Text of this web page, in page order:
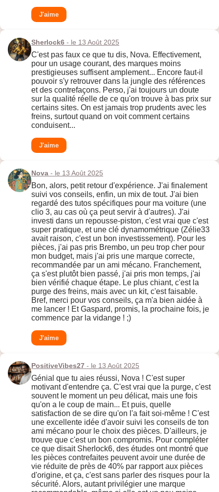
J'aime
Sherlock6 - le 13 Août 2025
C'est pas faux ce que tu dis, Nova. Effectivement,
pour un usage courant, des marques moins
prestigieuses suffisent amplement... Encore faut-il
pouvoir s'y retrouver dans la jungle des références
et des contrefaçons. Perso, j'ai toujours un doute
sur la qualité réelle de ce qu'on trouve à bas prix sur
certains sites. On est jamais trop prudents avec les
freins, surtout quand on voit comment certains
conduisent...
J'aime
Nova - le 13 Août 2025
Bon, alors, petit retour d'expérience. J'ai finalement
suivi vos conseils, enfin, un mix de tout. J'ai bien
regardé des tutos spécifiques pour ma voiture (une
clio 3, au cas où ça peut servir à d'autres). J'ai
investi dans un repousse-piston, c'est vrai que c'est
super pratique, et une clé dynamométrique (Zélie33
avait raison, c'est un bon investissement). Pour les
pièces, j'ai pas pris Brembo, un peu trop cher pour
mon budget, mais j'ai pris une marque correcte,
recommandée par un ami mécano. Franchement,
ça s'est plutôt bien passé, j'ai pris mon temps, j'ai
bien vérifié chaque étape. Le plus chiant, c'est la
purge des freins, mais avec un kit, c'est faisable.
Bref, merci pour vos conseils, ça m'a bien aidée à
me lancer ! Et Gaspard, promis, la prochaine fois, je
commence par la vidange ! ;)
J'aime
PositiveVibes27 - le 13 Août 2025
Génial que tu aies réussi, Nova ! C'est super
motivant d'entendre ça. C'est vrai que la purge, c'est
souvent le moment un peu délicat, mais une fois
qu'on a le coup de main... Et puis, quelle
satisfaction de se dire qu'on l'a fait soi-même ! C'est
une excellente idée d'avoir suivi les conseils de ton
ami mécano pour le choix des pièces. D'ailleurs, je
trouve que c'est un bon compromis. Pour compléter
ce que disait Sherlock6, des études ont montré que
les pièces contrefaites peuvent avoir une durée de
vie réduite de près de 40% par rapport aux pièces
d'origine, et ça, c'est sans parler des risques pour la
sécurité. Alors, autant privilégier une marque